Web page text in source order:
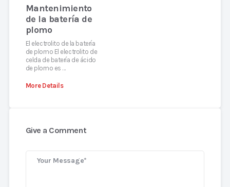
Mantenimiento
de la batería de
plomo
El electrolito de la batería
de plomo El electrolito de
celda de batería de ácido
de plomo es …
More Details
Give a Comment